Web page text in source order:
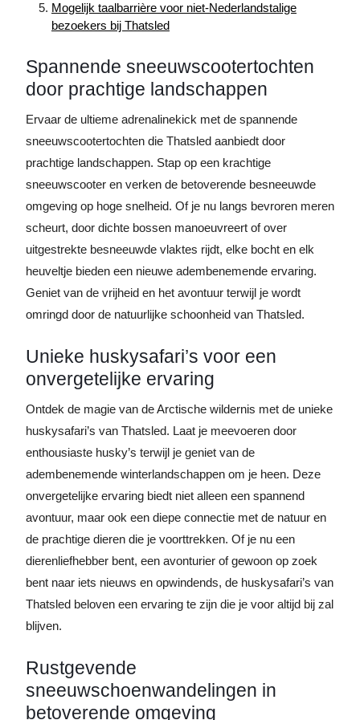
Mogelijk taalbarrière voor niet-Nederlandstalige
bezoekers bij Thatsled
Spannende sneeuwscootertochten
door prachtige landschappen
Ervaar de ultieme adrenalinekick met de spannende
sneeuwscootertochten die Thatsled aanbiedt door
prachtige landschappen. Stap op een krachtige
sneeuwscooter en verken de betoverende besneeuwde
omgeving op hoge snelheid. Of je nu langs bevroren meren
scheurt, door dichte bossen manoeuvreert of over
uitgestrekte besneeuwde vlaktes rijdt, elke bocht en elk
heuveltje bieden een nieuwe adembenemende ervaring.
Geniet van de vrijheid en het avontuur terwijl je wordt
omringd door de natuurlijke schoonheid van Thatsled.
Unieke huskysafari’s voor een
onvergetelijke ervaring
Ontdek de magie van de Arctische wildernis met de unieke
huskysafari’s van Thatsled. Laat je meevoeren door
enthousiaste husky’s terwijl je geniet van de
adembenemende winterlandschappen om je heen. Deze
onvergetelijke ervaring biedt niet alleen een spannend
avontuur, maar ook een diepe connectie met de natuur en
de prachtige dieren die je voorttrekken. Of je nu een
dierenliefhebber bent, een avonturier of gewoon op zoek
bent naar iets nieuws en opwindends, de huskysafari’s van
Thatsled beloven een ervaring te zijn die je voor altijd bij zal
blijven.
Rustgevende
sneeuwschoenwandelingen in
betoverende omgeving